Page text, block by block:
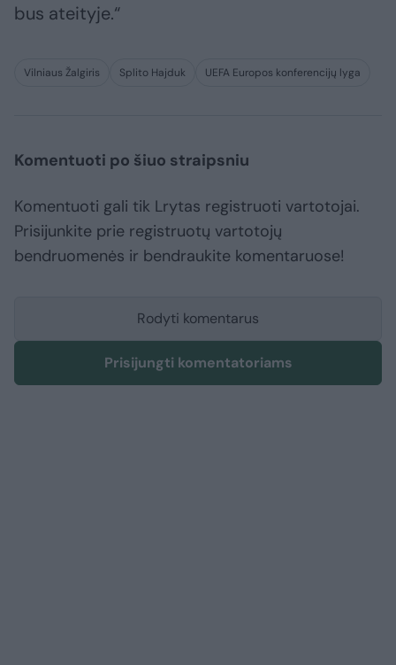
bus ateityje.“
Vilniaus Žalgiris Splito Hajduk UEFA Europos konferencijų lyga
Komentuoti po šiuo straipsniu
Komentuoti gali tik Lrytas registruoti vartotojai.
Prisijunkite prie registruotų vartotojų
bendruomenės ir bendraukite komentaruose!
Rodyti komentarus
Prisijungti komentatoriams